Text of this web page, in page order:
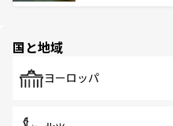
で、ホーカーズは地
国と地域
ヨーロッパ